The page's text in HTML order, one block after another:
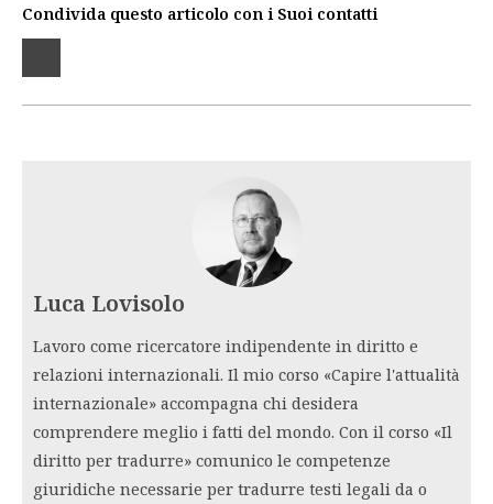
Condivida questo articolo con i Suoi contatti
Luca Lovisolo
Lavoro come ricercatore indipendente in diritto e
relazioni internazionali. Il mio corso «Capire l'attualità
internazionale» accompagna chi desidera
comprendere meglio i fatti del mondo. Con il corso «Il
diritto per tradurre» comunico le competenze
giuridiche necessarie per tradurre testi legali da o